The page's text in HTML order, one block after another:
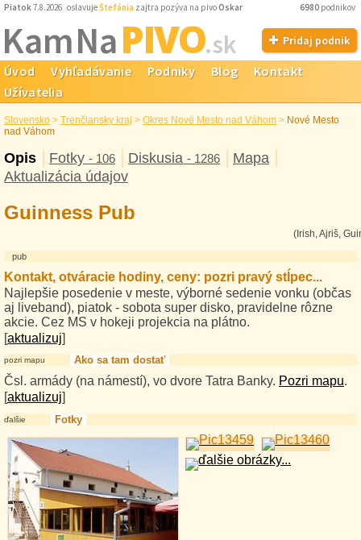
Piatok7.8.2026 oslavujeŠtefánia zajtra pozýva na pivoOskar 6980 podnikov
Kam NaPIVO.sk Pridaj podnik
Úvod Vyhľadávanie Podniky Blog
Kontakt
Užívatelia
Slovensko > Trenčiansky kraj > Okres Nové Mesto nad Váhom > Nové Mesto
nad Váhom
Opis Fotky - 106 Diskusia - 1286
Mapa
Aktualizácia údajov
Guinness Pub
pub
(Irish, Ajriš,
Kontakt, otváracie hodiny, ceny: pozri pravý stĺpec...
Najlepšie posedenie v meste, výborné sedenie vonku (občas
aj liveband), piatok - sobota super disko, pravidelne rôzne
akcie. Cez MS v hokeji projekcia na plátno.
[aktualizuj]
pozri mapu Ako sa tam dostať
Čsl. armády (na námestí), vo dvore Tatra Banky. Pozri mapu.
[aktualizuj]
ďalšie Fotky